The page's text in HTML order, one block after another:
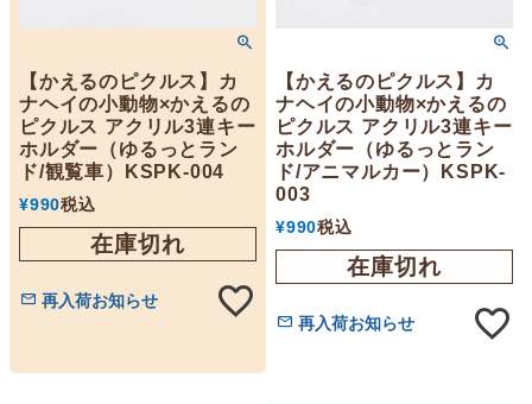
【かえるのピクルス】カ
ナヘイの小動物×かえるの
ピクルス アクリル3連キー
ホルダー（ゆるっとラン
ド/観覧車）KSPK-004
¥990税込
在庫切れ
再入荷お知らせ
【かえるのピクルス】カ
ナヘイの小動物×かえるの
ピクルス アクリル3連キー
ホルダー（ゆるっとラン
ド/アニマルカー）KSPK-
003
¥990税込
在庫切れ
再入荷お知らせ